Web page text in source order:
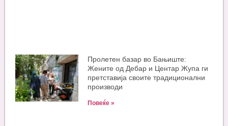
Пролетен базар во Бањиште:
Жените од Дебар и Центар Жупа ги
претставија своите традиционални
производи
Повеќе »